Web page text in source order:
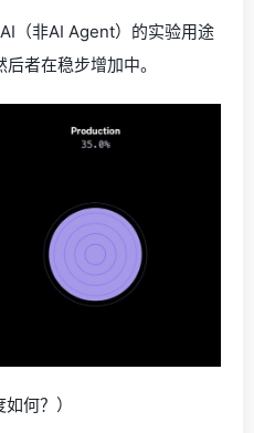
（非AI Agent）的实验用途
者在稳步增加中。
何？）